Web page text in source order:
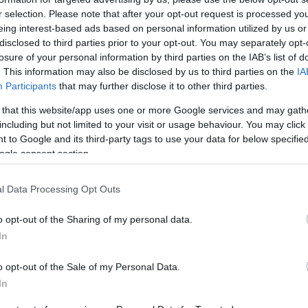
selection. Please note that after your opt-out request is processed
interest-based ads based on personal information utilized by us
to third parties prior to your opt-out. You may separately
of your personal information by third parties on the IAB’s list of
This information may also be disclosed by us to third parties on the
Participants that may further disclose it to other third parties.
that this website/app uses one or more Google services and may
but not limited to your visit or usage behaviour. You may
to Google and its third-party tags to use your data for below
consent section.
Data Processing Opt Outs
opt-out of the Sharing of my personal data.
opt-out of the Sale of my Personal Data.
minőségi szórakozást ígérő darabok alkotják majd, melyeket
Az esemény Matei VisniecNapnyugat Expressz című
25-én. Ezt követi a Budaörsi Latinovits Színház
rendezésében mutatják be.
alapján születettÜnnepcímű előadással érkezik a
vígjáték aFekete Pétera Szabadkai Népszínház
magát a Szegedi Nemzeti Színház és az Újvidéki Színház,
szegülnek neki a magyar népballadák sajátos
Végül egy dupla csavaros, vérbő komédia, a Farsang,
a rájuk jellemző pezsgő humorral fűszerezve, a
szereplő előadásokat idén is egy